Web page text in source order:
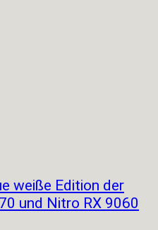
weiße Edition der
und Nitro RX 9060